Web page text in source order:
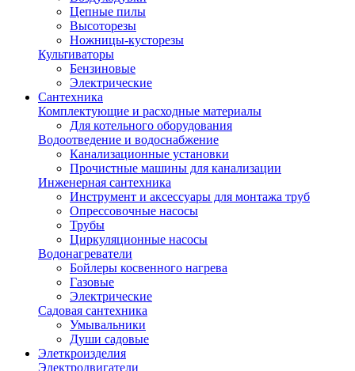
Цепные пилы
Высоторезы
Ножницы-кусторезы
Культиваторы
Бензиновые
Электрические
Сантехника
Комплектующие и расходные материалы
Для котельного оборудования
Водоотведение и водоснабжение
Канализационные установки
Прочистные машины для канализации
Инженерная сантехника
Инструмент и аксессуары для монтажа труб
Опрессовочные насосы
Трубы
Циркуляционные насосы
Водонагреватели
Бойлеры косвенного нагрева
Газовые
Электрические
Садовая сантехника
Умывальники
Души садовые
Элеткроизделия
Электродвигатели